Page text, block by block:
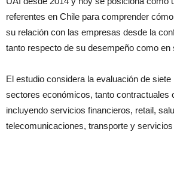
referentes en Chile para comprender
su relación con las empresas desde la
tanto respecto de su desempeño como
El estudio considera la evaluación de
sectores económicos, tanto contractuales
incluyendo servicios financieros, retail,
telecomunicaciones, transporte y